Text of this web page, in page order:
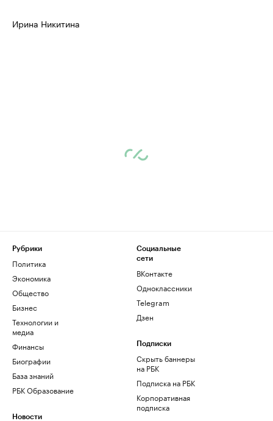
Ирина Никитина
Рубрики
Политика
Экономика
Общество
Бизнес
Технологии и
медиа
Финансы
Биографии
База знаний
РБК Образование
Новости
Социальные
сети
ВКонтакте
Одноклассники
Telegram
Дзен
Подписки
Скрыть баннеры
на РБК
Подписка на РБК
Корпоративная
подписка